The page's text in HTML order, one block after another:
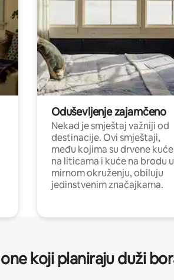
Oduševljenje zajamčeno
Nekad je smještaj važniji od
destinacije. Ovi smještaji,
među kojima su drvene kuće
na liticama i kuće na brodu u
mirnom okruženju, obiluju
jedinstvenim značajkama.
koji planiraju duži